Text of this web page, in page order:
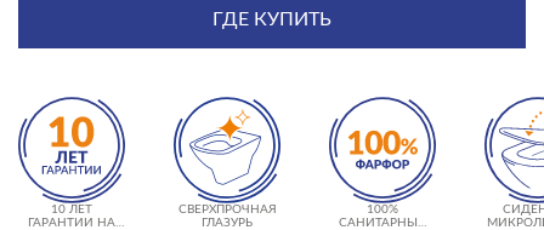
ГДЕ КУПИТЬ
10 ЛЕТ
ГАРАНТИИ НА
СВЕРХПРОЧНАЯ
ГЛАЗУРЬ
100%
САНИТАРНЫЙ